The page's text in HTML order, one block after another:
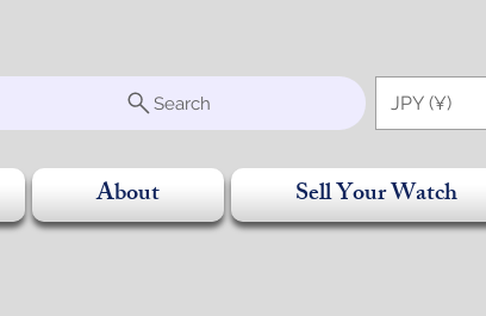
Search JPY (¥)
About Sell Your Watch